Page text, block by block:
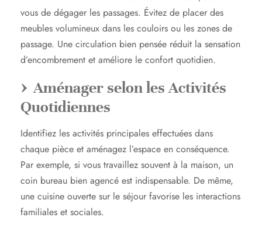
vous de dégager les passages. Évitez de placer des
meubles volumineux dans les couloirs ou les zones de
passage. Une circulation bien pensée réduit la sensation
d’encombrement et améliore le confort quotidien.
Aménager selon les Activités
Quotidiennes
Identifiez les activités principales effectuées dans
chaque pièce et aménagez l’espace en conséquence.
Par exemple, si vous travaillez souvent à la maison, un
coin bureau bien agencé est indispensable. De même,
une cuisine ouverte sur le séjour favorise les interactions
familiales et sociales.